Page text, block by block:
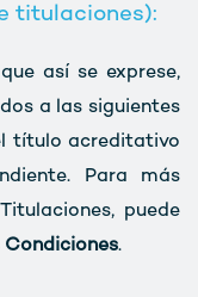
titulaciones):
así se exprese,
a las siguientes
título acreditativo
Para más
puede
Condiciones.